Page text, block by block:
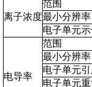
离子浓度
范围
最小分辨率
电子单元
电导率
范围
最小分辨率
电子单元
电子单元